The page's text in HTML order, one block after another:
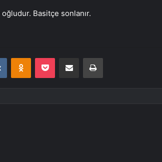
Basitçe sonlanır.
VKontakteOdnoklassniki
Pocket E-Posta ile paylaş Yazdır